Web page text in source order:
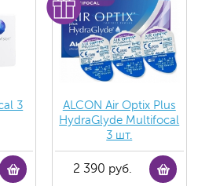
3
ALCON Air Optix Plus
HydraGlyde Multifocal
3 шт.
2 390 руб.